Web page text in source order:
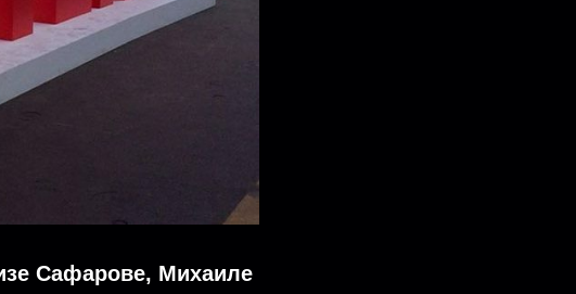
Сафарове, Михаиле